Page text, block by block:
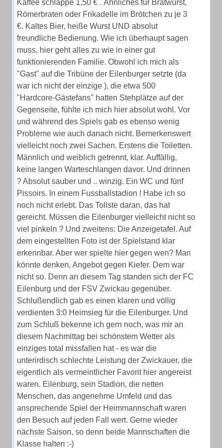
Kaffee schlappe 1,50 € . Ähnliches für Bratwurst,
Römerbraten oder Frikadelle im Brötchen zu je 3
€. Kaltes Bier, heiße Wurst UND absolut
freundliche Bedienung. Wie ich überhaupt sagen
muss, hier geht alles zu wie in einer gut
funktionierenden Familie. Obwohl ich mich als
"Gast" auf die Tribüne der Eilenburger setzte (da
war ich nicht der einzige ), die etwa 500
"Hardcore-Gästefans" hatten Stehplätze auf der
Gegenseite, fühlte ich mich hier absolut wohl. Vor
und während des Spiels gab es ebenso wenig
Probleme wie auch danach nicht. Bemerkenswert
vielleicht noch zwei Sachen. Erstens die Toiletten.
Männlich und weiblich getrennt, klar. Auffällig,
keine langen Warteschlangen davor. Und drinnen
? Absolut sauber und .. winzig. Ein WC und fünf
Pissoirs. In einem Fussballstadion ! Habe ich so
noch nicht erlebt. Das Tollste daran, das hat
gereicht. Müssen die Eilenburger vielleicht nicht so
viel pinkeln ? Und zweitens: Die Anzeigetafel. Auf
dem eingestellten Foto ist der Spielstand klar
erkennbar. Aber wer spielte hier gegen wen? Man
könnte denken, Angebot gegen Kiefer. Dem war
nicht so. Denn an diesem Tag standen sich der FC
Eilenburg und der FSV Zwickau gegenüber.
Schlußendlich gab es einen klaren und völlig
verdienten 3:0 Heimsieg für die Eilenburger. Und
zum Schluß bekenne ich gern noch, was mir an
diesem Nachmittag bei schönstem Wetter als
einziges total missfallen hat - es war die
unterirdisch schlechte Leistung der Zwickauer, die
eigentlich als vermeintlicher Favorit hier angereist
waren. Eilenburg, sein Stadion, die netten
Menschen, das angenehme Umfeld und das
ansprechende Spiel der Heimmannschaft waren
den Besuch auf jeden Fall wert. Gerne wieder
nächste Saison, so denn beide Mannschaften die
Klasse halten :-)